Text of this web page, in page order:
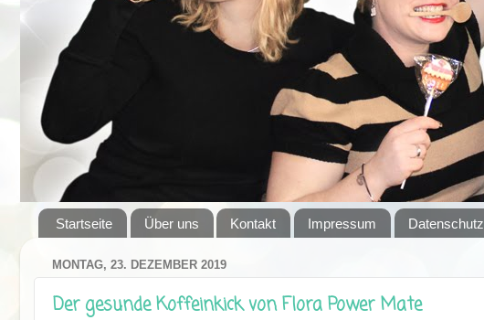
Startseite Über uns Kontakt Impressum Datenschutz
MONTAG, 23. DEZEMBER 2019
Der gesunde Koffeinkick von Flora Power Mate